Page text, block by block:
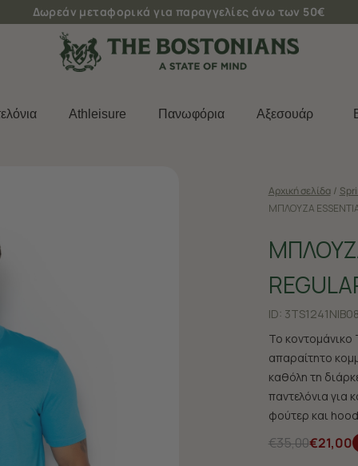
Δωρεάν μεταφορικά για παραγγελίες άνω των 50€
Athleisure Πανωφόρια Aξεσουάρ
Αρχική σελίδα /
ΜΠΛΟΥΖΑ
ID:
Το κοντομάνικο
απαραίτητο
καθόλη τη
παντελόνια για
φούτερ και
€35,00€21,00